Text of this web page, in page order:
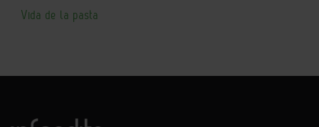
Vida de la pasta